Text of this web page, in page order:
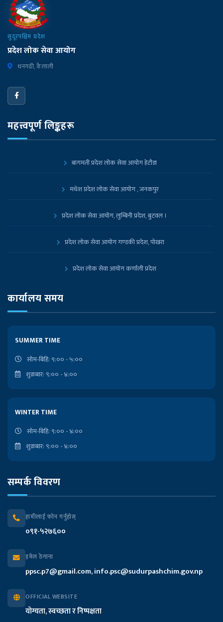
सुदूरपश्चिम प्रदेश
प्रदेश लोक सेवा आयोग
धनगढी, कैलाली
महत्त्वपूर्ण लिङ्कहरू
बागमती प्रदेश लोक सेवा आयोग हेटौडा
मधेश प्रदेश लोक सेवा आयोग , जनकपुर
प्रदेश लोक सेवा आयोग, लुम्बिनी प्रदेश, बुटवल ।
प्रदेश लोक सेवा आयोग गण्डकी प्रदेश, पोखरा
प्रदेश लोक सेवा आयोग कर्णाली प्रदेश
प्रदेश लोक सेवा आयोग, कोशी प्रदेश, विराटनगर
भौतिक पूर्वाधार विकास मन्त्रालय
कार्यालय समय
SUMMER TIME
सोम-बिहि: ९:०० - ५:००
शुक्रबार: ९:०० - ४:००
WINTER TIME
सोम-बिहि: ९:०० - ४:००
शुक्रबार: ९:०० - ४:००
सम्पर्क विवरण
हामीलाई फोन गर्नुहोस्
०९१-५२७६००
इमेल ठेगाना
ppsc.p7@gmail.com, info.psc@sudurpashchim.gov.np
OFFICIAL WEBSITE
योग्यता, स्वच्छता र निष्पक्षता